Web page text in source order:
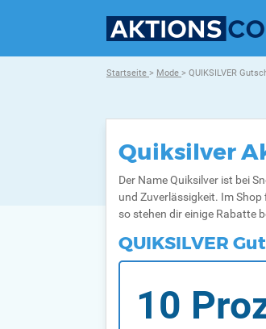
Startseite > Mode > QUIKSILVER
Quiksilver
Der Name Quiksilver ist bei
und Zuverlässigkeit. Im
so stehen dir einige Rabatte
QUIKSILVER
10